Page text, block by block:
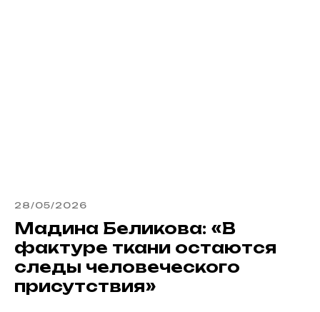
28/05/2026
Мадина Беликова: «В
фактуре ткани остаются
следы человеческого
присутствия»